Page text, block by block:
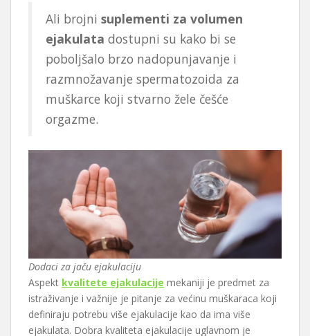
Ali brojni suplementi za volumen
ejakulata dostupni su kako bi se
poboljšalo brzo nadopunjavanje i
razmnožavanje spermatozoida za
muškarce koji stvarno žele češće
orgazme.
Dodaci za jaču ejakulaciju
Aspekt kvalitete ejakulacije mekaniji je predmet za
istraživanje i važnije je pitanje za većinu muškaraca koji
definiraju potrebu više ejakulacije kao da ima više
ejakulata. Dobra kvaliteta ejakulacije uglavnom je